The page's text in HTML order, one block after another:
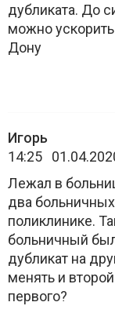
дубликата. До
можно
Дону
Игорь
14:25
Лежал в
два
поликлинике.
больничный
дубликат на
менять и
первого?